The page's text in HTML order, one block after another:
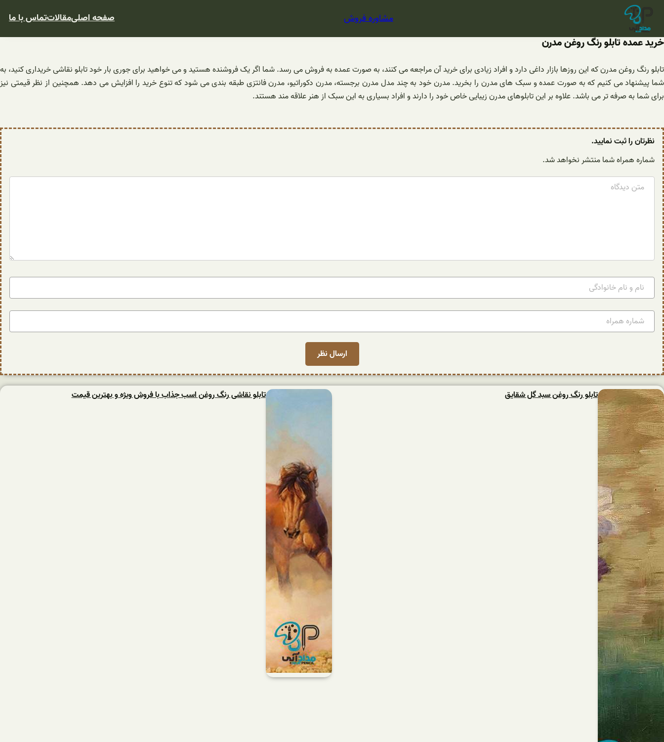
محتوا
مشاوره فروش صفحه اصلیمقالاتتماس با ما
خرید عمده تابلو رنگ روغن مدرن
تابلو رنگ روغن مدرن که این روزها بازار داغی دارد و افراد زیادی برای خرید آن مراجعه می کنند، به صورت عمده به فروش می رسد. شما اگر یک فروشنده هستید و می خواهید برای جوری بار خود تابلو نقاشی خریداری کنید، به
شما پیشنهاد می کنیم که به صورت عمده و سبک های مدرن را بخرید. مدرن خود به چند مدل مدرن برجسته، مدرن دکوراتیو، مدرن فانتزی طبقه بندی می شود که تنوع خرید را افزایش می دهد. همچنین از نظر قیمتی نیز
برای شما به صرفه تر می باشد. علاوه بر این تابلوهای مدرن زیبایی خاص خود را دارند و افراد بسیاری به این سبک از هنر علاقه مند هستند.
نظرتان را ثبت نمایید.
شماره همراه شما منتشر نخواهد شد.
تابلو رنگ روغن سبد گل شقایق تابلو نقاشی رنگ روغن اسب جذاب با فروش ویژه و بهترین قیمت